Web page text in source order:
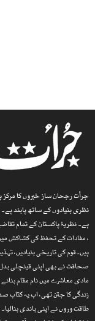
جرأت رجحان ساز خبروں کا مرکز
نظری بنیادوں کے ساتھ پابند
ہے۔ نظریۂ پاکستان کے تمام
، مفادات کے تحفظ کی کشاکش
ہیں۔قوم کی تاریخی بنیادیں،
صحافت نے بھی اپنی قینچلی
مادی معاشرے میں نام مقام
زندگی کا جتن تھی، اب یہ
طاقت وروں نے اپنی باندی